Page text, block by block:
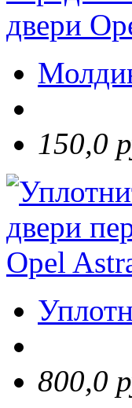
150,0
800,0